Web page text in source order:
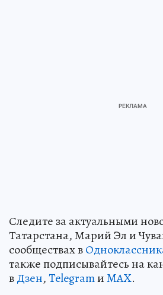
Следите за актуальными
Татарстана, Марий Эл и
сообществах в
также подписывайтесь на
вДзен,TelegramиMAX.